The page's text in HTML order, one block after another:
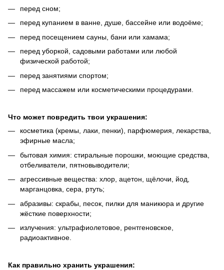
перед сном;
перед купанием в ванне, душе, бассейне или водоёме;
перед посещением сауны, бани или хамама;
перед уборкой, садовыми работами или любой
физической работой;
перед занятиями спортом;
перед массажем или косметическими процедурами.
Что может повредить твои украшения:
косметика (кремы, лаки, пенки), парфюмерия, лекарства,
эфирные масла;
бытовая химия: стиральные порошки, моющие средства,
отбеливатели, пятновыводители;
агрессивные вещества: хлор, ацетон, щёлочи, йод,
марганцовка, сера, ртуть;
абразивы: скрабы, песок, пилки для маникюра и другие
жёсткие поверхности;
излучения: ультрафиолетовое, рентгеновское,
радиоактивное.
Как правильно хранить украшения: